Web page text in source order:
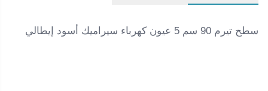
سطح تيرم 90 سم 5 عيون كهرباء سيراميك أسود إيطالي